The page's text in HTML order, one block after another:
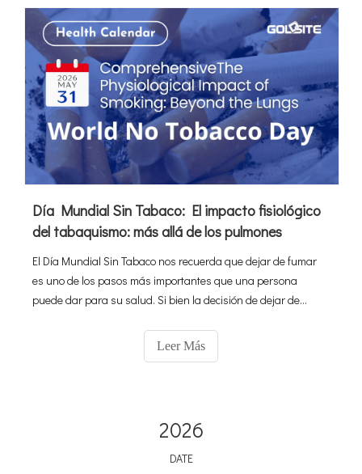
Día Mundial Sin Tabaco: El impacto fisiológico
del tabaquismo: más allá de los pulmones
El Día Mundial Sin Tabaco nos recuerda que dejar de fumar
es uno de los pasos más importantes que una persona
puede dar para su salud. Si bien la decisión de dejar de
implica monitorear biomarcadores tangibles de mejora.
Leer Más
2026
DATE